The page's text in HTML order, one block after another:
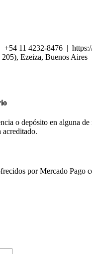
+54 11 4232-8476 |
Ezeiza, Buenos Aires
o depósito en alguna
acreditado.
por Mercado Pago